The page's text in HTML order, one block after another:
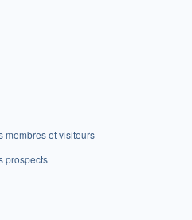
membres et visiteurs
prospects